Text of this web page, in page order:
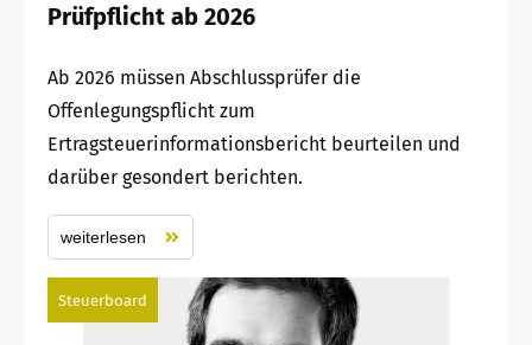
Prüfpflicht ab 2026
Ab 2026 müssen Abschlussprüfer die
Offenlegungspflicht zum
Ertragsteuerinformationsbericht beurteilen und
darüber gesondert berichten.
weiterlesen
Steuerboard